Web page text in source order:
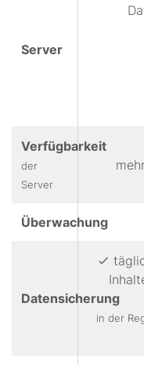
Server
Verfügbarkeit
der
Server
Überwachung
Datensicherung
in der